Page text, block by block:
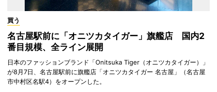
買う
名古屋駅前に「オニツカタイガー」旗艦店 国内2
番目規模、全ライン展開
日本のファッションブランド「Onitsuka Tiger（オニツカタイガー）」
が8月7日、名古屋駅前に旗艦店「オニツカタイガー 名古屋」（名古屋
市中村区名駅4）をオープンした。